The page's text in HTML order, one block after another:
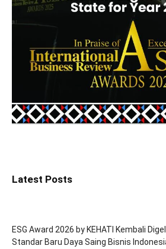
Latest Posts
ESG Award 2026 by KEHATI Kembali
Standar Baru Daya Saing Bisnis